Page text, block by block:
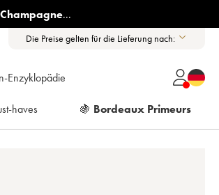
Champagne...
Die Preise gelten für die Lieferung nach:
Enzyklopädie
haves 🍇 Bordeaux Primeurs